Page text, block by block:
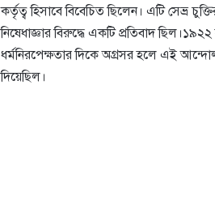
কর্তৃত্ব হিসাবে বিবেচিত ছিলেন। এটি সেভ্র
নিষেধাজ্ঞার বিরুদ্ধে একটি প্রতিবাদ
ধর্মনিরপেক্ষতার দিকে অগ্রসর হলে এই
দিয়েছিল।